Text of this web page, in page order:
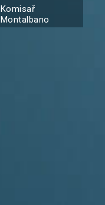
Komisař
Montalbano